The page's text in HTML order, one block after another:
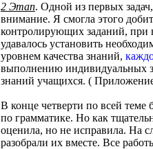
2 Этап. Одной из первых
внимание. Я смогла этого
контролирующих заданий, при
удавалось установить
уровнем качества знаний,
выполнению индивидуальных
знаний учащихся. (
В конце четверти по всей теме
по грамматике. Но как
оценила, но не исправила. На
разобрали их вместе. Все